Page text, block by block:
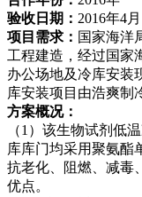
验收日期： 2016年4月
项目需求： 国家海洋
工程建造，经过国家
办公场地及冷库安装
库安装项目由浩爽制
方案概况：
（1）该生物试剂低
库库门均采用聚氨酯
抗老化、阻燃、减毒
优点。